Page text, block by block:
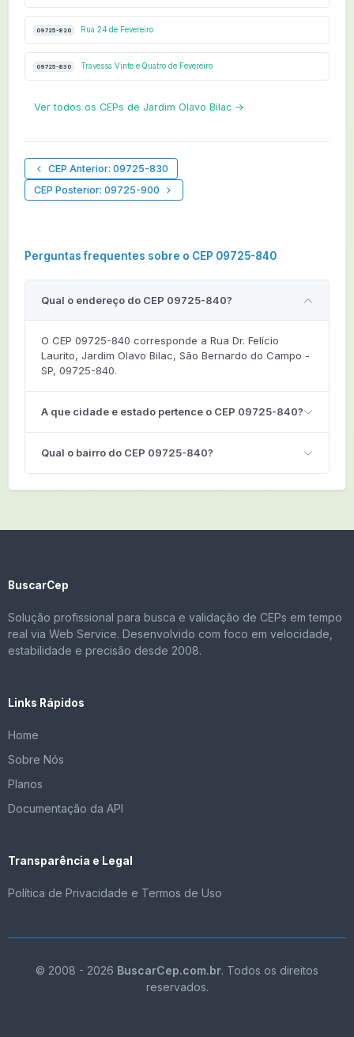
09725-820 Rua 24 de Fevereiro
09725-830 Travessa Vinte e Quatro de Fevereiro
Ver todos os CEPs de Jardim Olavo Bilac →
CEP Anterior: 09725-830
CEP Posterior: 09725-900
Perguntas frequentes sobre o CEP 09725-840
Qual o endereço do CEP 09725-840?
O CEP 09725-840 corresponde a Rua Dr. Felício
Laurito, Jardim Olavo Bilac, São Bernardo do Campo -
SP, 09725-840.
A que cidade e estado pertence o CEP 09725-840?
Qual o bairro do CEP 09725-840?
BuscarCep
Solução profissional para busca e validação de CEPs em tempo
real via Web Service. Desenvolvido com foco em velocidade,
estabilidade e precisão desde 2008.
Links Rápidos
Home
Sobre Nós
Planos
Documentação da API
Transparência e Legal
Política de Privacidade e Termos de Uso
© 2008 - 2026 BuscarCep.com.br. Todos os direitos
reservados.